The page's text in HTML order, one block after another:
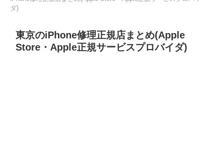
ダ)
東京のiPhone修理正規店まとめ(Apple
Store・Apple正規サービスプロバイダ)